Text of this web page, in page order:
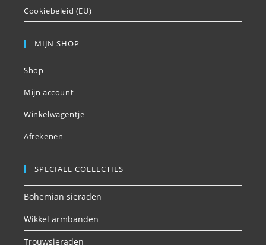
Cookiebeleid (EU)
MIJN SHOP
Shop
Mijn account
Winkelwagentje
Afrekenen
SPECIALE COLLECTIES
Bohemian sieraden
Wikkel armbanden
Trouwsieraden